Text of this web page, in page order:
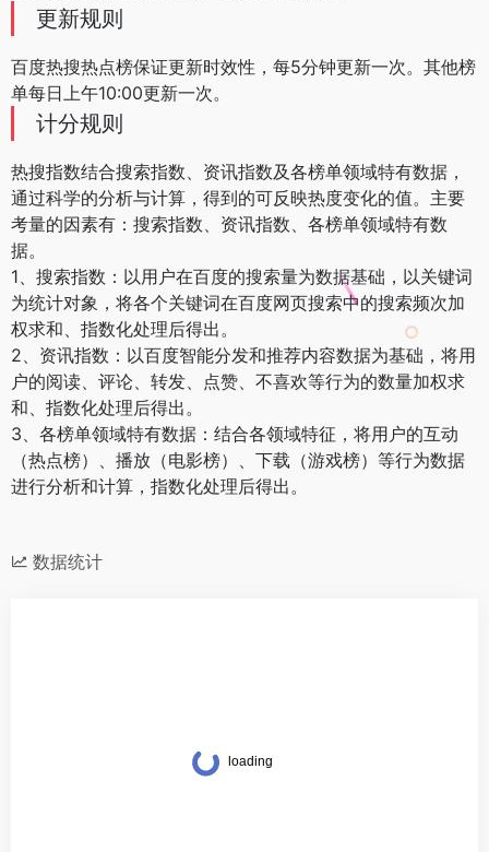
更新规则
百度热搜热点榜保证更新时效性 ，每5分钟更新一次。其他榜
单每日上午10:00更新一次。
计分规则
热搜指数结合搜索指数、资讯指数及各榜单领域特有数据，
通过科学的分析与计算，得到的可反映热度变化的值。主要
考量的因素有：搜索指数、资讯指数、各榜单领域特有数
据。
1、搜索指数：以用户在百度的搜索量为数据基础，以关键词
为统计对象，将各个关键词在百度网页搜索中的搜索频次加
权求和、指数化处理后得出。
2、资讯指数：以百度智能分发和推荐内容数据为基础，将用
户的阅读、评论、转发、点赞、不喜欢等行为的数量加权求
和、指数化处理后得出。
3、各榜单领域特有数据：结合各领域特征，将用户的互动
（热点榜）、播放（电影榜）、下载（游戏榜）等行为数据
进行分析和计算，指数化处理后得出。
数据统计